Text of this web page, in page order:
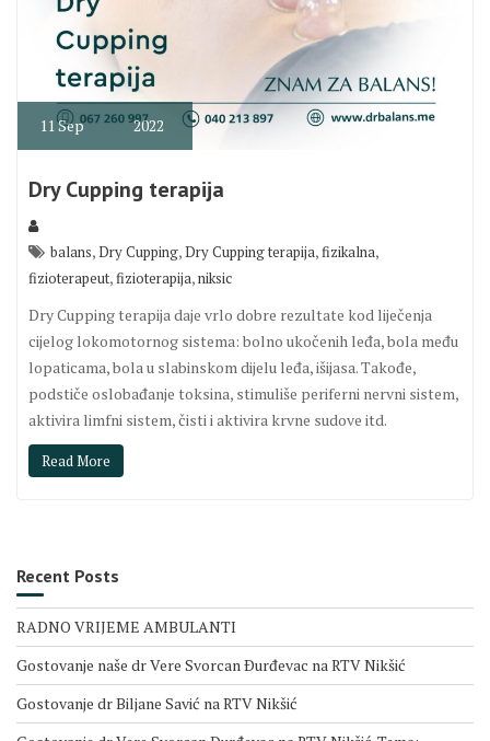
11Sep 2022
Dry Cupping terapija
balans,Dry Cupping,Dry Cupping terapija,fizikalna,
fizioterapeut,fizioterapija,niksic
Dry Cupping terapija daje vrlo dobre rezultate kod liječenja
cijelog lokomotornog sistema: bolno ukočenih leđa, bola među
lopaticama, bola u slabinskom dijelu leđa, išijasa. Takođe,
podstiče oslobađanje toksina, stimuliše periferni nervni sistem,
aktivira limfni sistem, čisti i aktivira krvne sudove itd.
Read More
Recent Posts
RADNO VRIJEME AMBULANTI
Gostovanje naše dr Vere Svorcan Ðurđevac na RTV Nikšić
Gostovanje dr Biljane Savić na RTV Nikšić